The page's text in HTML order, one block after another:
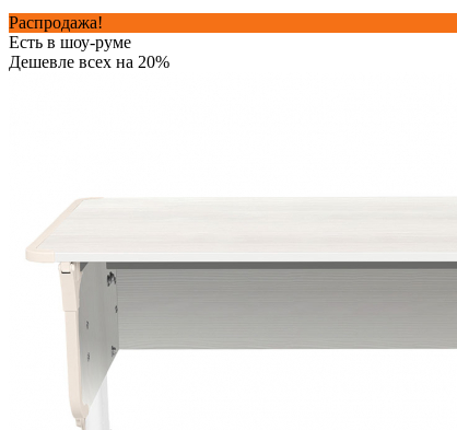
Распродажа!
Есть в шоу-руме
Дешевле всех на 20%